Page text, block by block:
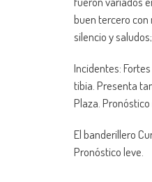
buen tercero con
silencio y
Incidentes:
tibia. Presenta
Plaza.
El banderillero
Pronóstico leve.